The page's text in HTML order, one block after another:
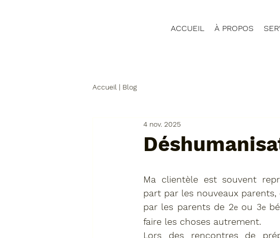
ACCUEIL À PROPOS
Accueil | Blog
4 nov. 2025
Ma clientèle est souvent
part par les nouveaux parents,
par les parents de 2e ou 3e
faire les choses autrement.
Lors des rencontres de